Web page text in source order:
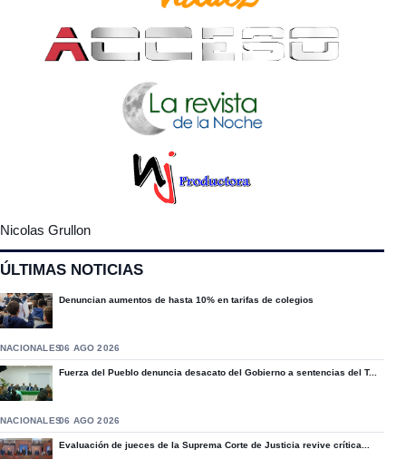
Nicolas Grullon
ÚLTIMAS NOTICIAS
Denuncian aumentos de hasta 10% en tarifas de colegios
NACIONALES06 AGO 2026
Fuerza del Pueblo denuncia desacato del Gobierno a sentencias del T...
NACIONALES06 AGO 2026
Evaluación de jueces de la Suprema Corte de Justicia revive crítica...